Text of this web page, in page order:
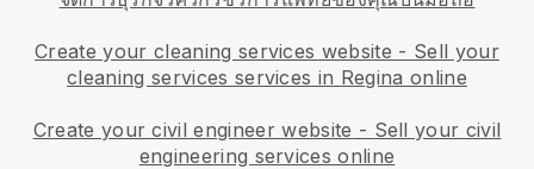
Create your cleaning services website - Sell your
cleaning services services in Regina online
Create your civil engineer website - Sell your civil
engineering services online